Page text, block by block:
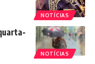
NOTÍCIAS
NOTÍCIAS